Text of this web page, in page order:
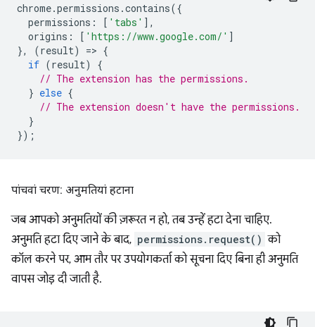
chrome.permissions .contains({
permissions : [ 'tabs' ],
origins : [ 'https://www.google.com/' ]
},
(result) => {
if (result)
{
// The extension has the permissions.
} else {
// The extension doesn't have the permissions.
}
});
पांचवां चरण: अनुमतियां हटाना
जब आपको अनुमतियों की ज़रूरत न हो, तब उन्हें हटा देना चाहिए.
अनुमति हटा दिए जाने के बाद, permissions.request() को
कॉल करने पर, आम तौर पर उपयोगकर्ता को सूचना दिए बिना ही अनुमति
वापस जोड़ दी जाती है.